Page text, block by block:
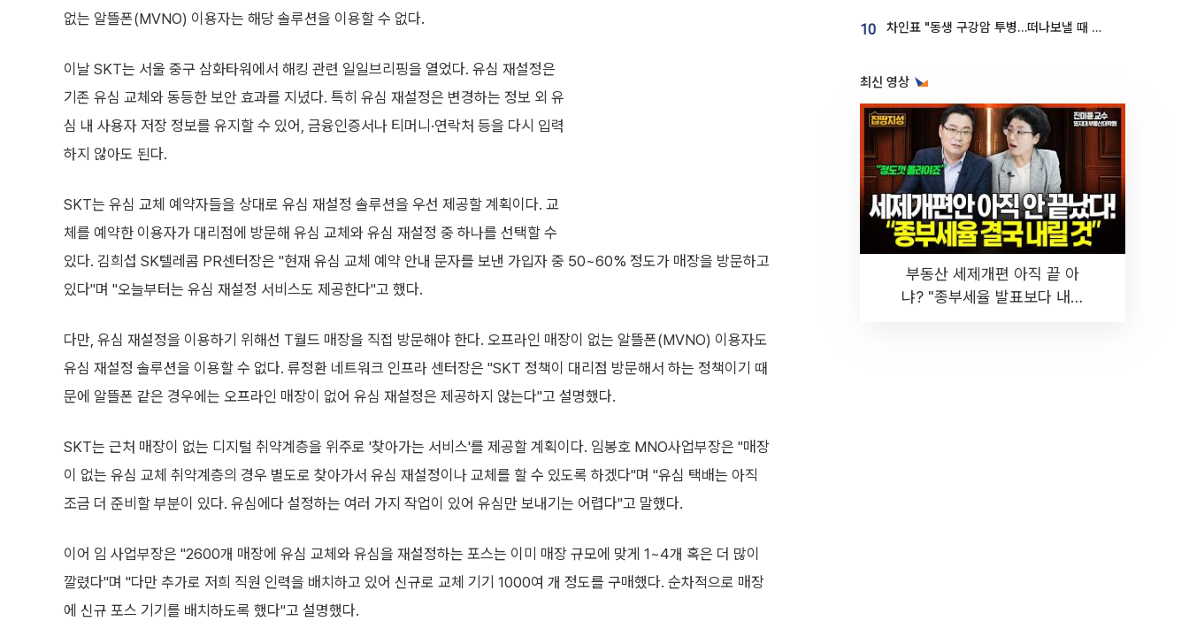
없는 알뜰폰(MVNO) 이용자는 해당 솔루션을 이용할 수 없다.
이날 SKT는 서울 중구 삼화타워에서 해킹 관련 일일브리핑을 열었다. 유심 재설정은
기존 유심 교체와 동등한 보안 효과를 지녔다. 특히 유심 재설정은 변경하는 정보 외 유
심 내 사용자 저장 정보를 유지할 수 있어, 금융인증서나 티머니·연락처 등을 다시 입력
하지 않아도 된다.
SKT는 유심 교체 예약자들을 상대로 유심 재설정 솔루션을 우선 제공할 계획이다. 교
체를 예약한 이용자가 대리점에 방문해 유심 교체와 유심 재설정 중 하나를 선택할 수
있다. 김희섭 SK텔레콤 PR센터장은 "현재 유심 교체 예약 안내 문자를 보낸 가입자 중 50~60% 정도가 매장을 방문하고
있다"며 "오늘부터는 유심 재설정 서비스도 제공한다"고 했다.
다만, 유심 재설정을 이용하기 위해선 T월드 매장을 직접 방문해야 한다. 오프라인 매장이 없는 알뜰폰(MVNO) 이용자도
유심 재설정 솔루션을 이용할 수 없다. 류정환 네트워크 인프라 센터장은 "SKT 정책이 대리점 방문해서 하는 정책이기 때
문에 알뜰폰 같은 경우에는 오프라인 매장이 없어 유심 재설정은 제공하지 않는다"고 설명했다.
SKT는 근처 매장이 없는 디지털 취약계층을 위주로 '찾아가는 서비스'를 제공할 계획이다. 임봉호 MNO사업부장은 "매장
이 없는 유심 교체 취약계층의 경우 별도로 찾아가서 유심 재설정이나 교체를 할 수 있도록 하겠다"며 "유심 택배는 아직
조금 더 준비할 부분이 있다. 유심에다 설정하는 여러 가지 작업이 있어 유심만 보내기는 어렵다"고 말했다.
이어 임 사업부장은 "2600개 매장에 유심 교체와 유심을 재설정하는 포스는 이미 매장 규모에 맞게 1~4개 혹은 더 많이
깔렸다"며 "다만 추가로 저희 직원 인력을 배치하고 있어 신규로 교체 기기 1000여 개 정도를 구매했다. 순차적으로 매장
에 신규 포스 기기를 배치하도록 했다"고 설명했다.
10 차인표 "동생 구강암 투병…떠나보낼 때 가장 힘들었다”
최신 영상
부동산 세제개편 아직 끝 아
냐? "종부세율 발표보다 내릴